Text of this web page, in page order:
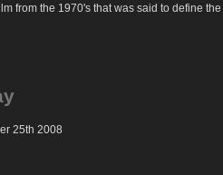
from the 1970's that was said to define
25th 2008